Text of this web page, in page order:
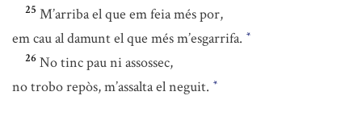
25 M’arriba el que em feia més por,
em cau al damunt el que més m’esgarrifa. *
26 No tinc pau ni assossec,
no trobo repòs, m’assalta el neguit. *